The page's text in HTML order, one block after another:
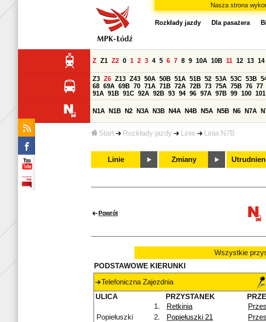
Nasza strona
Start Rozkłady jazdy Linie Linia N7B
Rozkłady jazdy Dla pasażera
Z Z1 Z2 0 1 2 3 4 5 6 7 8 9 10A 10B 11 12 13 14
Z3 Z6 Z13 Z43 50A 50B 51A 51B 52 53A 53C 53B
68 69A 69B 70 71A 71B 72A 72B 73 75A 75B 76 77
91A 91B 91C 92A 92B 93 94 96 97A 97B 99 100 101
N1A N1B N2 N3A N3B N4A N4B N5A N5B N6 N7A
Linie Zmiany
Powrót
Wszystkie
PODSTAWOWE KIERUNKI
Telefoniczna Zajezdnia
ULICA
PRZYSTANEK
1.
Retkinia
Popiełuszki
2. Popiełuszki 21